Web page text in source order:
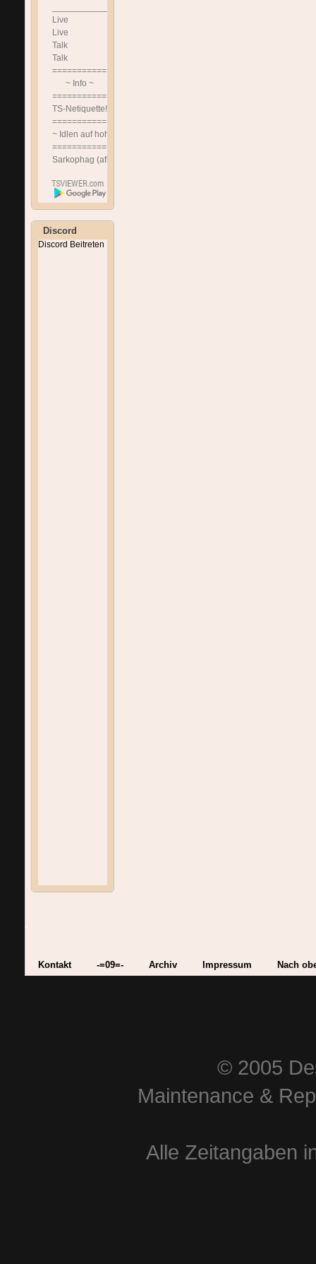
Live
Live
Talk
Talk
==============================
~ Info ~
==============================
TS-Netiquette!!!
==============================
~ Idlen auf hohem Niveau ~
==============================
Sarkophag (afk Channel)
Discord
Discord Beitreten
Kontakt -=09=- Archiv Impressum Nach
© 2005
Maintenance &
Alle Zeitangaben